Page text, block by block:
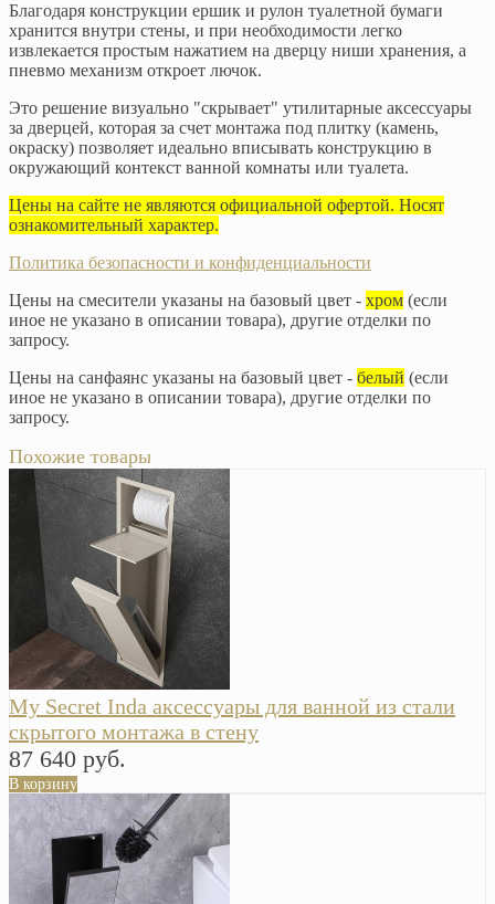
Благодаря конструкции ершик и рулон туалетной бумаги
хранится внутри стены, и при необходимости легко
извлекается простым нажатием на дверцу ниши хранения, а
пневмо механизм откроет лючок.
Это решение визуально "скрывает" утилитарные аксессуары
за дверцей, которая за счет монтажа под плитку (камень,
окраску) позволяет идеально вписывать конструкцию в
окружающий контекст ванной комнаты или туалета.
Цены на сайте не являются официальной офертой. Носят
ознакомительный характер.
Политика безопасности и конфиденциальности
Цены на смесители указаны на базовый цвет - хром (если
иное не указано в описании товара), другие отделки по
запросу.
Цены на санфаянс указаны на базовый цвет - белый (если
иное не указано в описании товара), другие отделки по
запросу.
Похожие товары
My Secret Inda аксессуары для ванной из стали
скрытого монтажа в стену
87 640 руб.
В корзину